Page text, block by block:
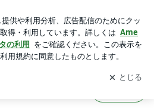
ブログの更新通知
を受け取りまし
開く